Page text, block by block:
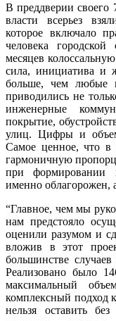
В преддверии своего
власти всерьез
которое включало
человека
месяцев
сила, инициатива и
больше, чем любые
приводились не
инженерные
покрытие,
улиц. Цифры и
Самое ценное, что в
гармоничную
при формировании
именно облагорожен,
“Главное, чем мы
нам предстояло
оценили разумом и
вложив в этот
большинстве
Реализовано было
максимальный
комплексный подход
нельзя оставить